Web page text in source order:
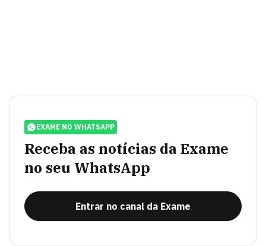
EXAME NO WHATSAPP
Receba as notícias da Exame
no seu WhatsApp
Entrar no canal da Exame